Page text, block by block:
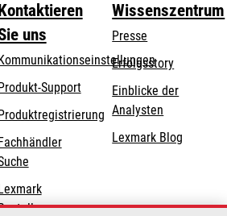
uns
Supportwird
einer
neuen
Wissenszentrum
Presse
Erfolgsstory
Einblicke der
Analysten
Lexmark Blog